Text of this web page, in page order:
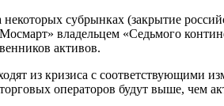
субрынках (закрытие
владельцем «Седьмого
активов.
из кризиса с соответствующими
операторов будут выше, чем